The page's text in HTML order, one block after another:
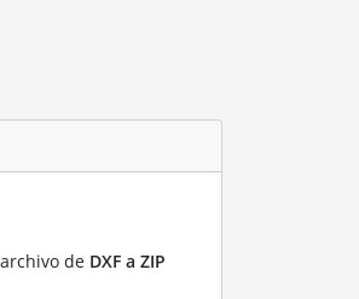
de DXF a ZIP